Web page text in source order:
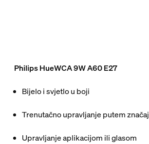
Philips HueWCA 9W A60 E27
Bijelo i svjetlo u boji
Trenutačno upravljanje putem
Upravljanje aplikacijom ili glasom